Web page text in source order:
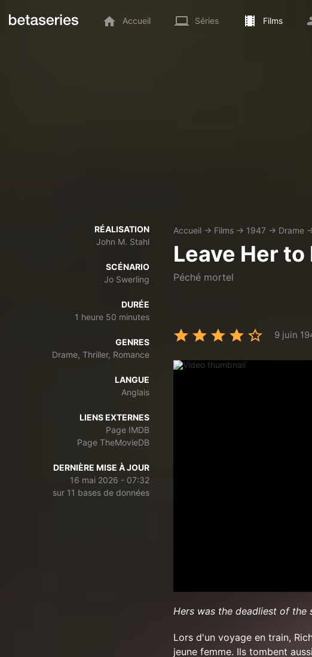
Accueil Séries Films
RÉALISATION
John M. Stahl
SCÉNARIO
Jo Swerling
DURÉE
1 heure 50 minutes
GENRES
Drame, Thriller, Romance
LANGUE
Anglais
LIENS EXTERNES
Page IMDB
Page TheMovieDB
DERNIÈRE MISE À JOUR
16 mai 2026 - 07:32
sur 11 bases de données
Accueil → Films → 1947 → Drame
Leave Her to
Péché mortel
9 juin
Hers was the deadliest of the
Lors d'un voyage en train,
jeune femme. Ils tombent